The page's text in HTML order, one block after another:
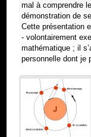
mal à comprendre
démonstration de
Cette présentation
- volontairement
mathématique ; il
personnelle dont je